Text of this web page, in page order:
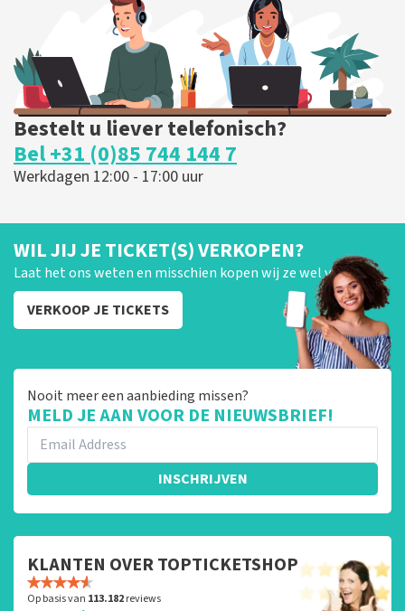
Bestelt u liever telefonisch?
Bel +31 (0)85 744 144 7
Werkdagen 12:00 - 17:00 uur
WIL JIJ JE TICKET(S) VERKOPEN?
Laat het ons weten en misschien kopen wij ze wel van je!
VERKOOP JE TICKETS
Nooit meer een aanbieding missen?
MELD JE AAN VOOR DE NIEUWSBRIEF!
INSCHRIJVEN
KLANTEN OVER TOPTICKETSHOP
Op basis van 113.182reviews